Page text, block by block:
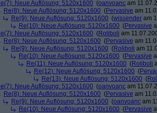
Neue Auflösung: 5120x1600 (oanvoanc am
Re(8): Neue Auflösung: 5120x1600 (Pervasive am
Re(9): Neue Auflösung: 5120x1600 (wissender am
Re(10): Neue Auflösung: 5120x1600 (Pervasive
Neue Auflösung: 5120x1600 (Roliboli am
Re(8): Neue Auflösung: 5120x1600 (Pervasive am
Re(9): Neue Auflösung: 5120x1600 (Roliboli am
Re(10): Neue Auflösung: 5120x1600 (Pervasive
Re(11): Neue Auflösung: 5120x1600 (Roliboli
Re(12): Neue Auflösung: 5120x1600 (
Re(13): Neue Auflösung: 5120x1600 (
Neue Auflösung: 5120x1600 (oanvoanc am
Re(8): Neue Auflösung: 5120x1600 (Pervasive am
Re(9): Neue Auflösung: 5120x1600 (oanvoanc am
Re(10): Neue Auflösung: 5120x1600 (Pervasive